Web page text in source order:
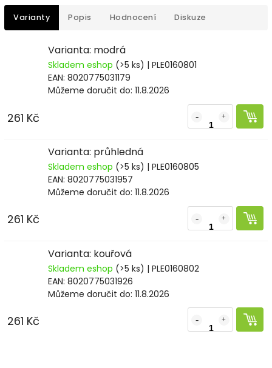
Varianty Popis Hodnocení Diskuze
Varianta: modrá
Skladem eshop (>5 ks) | PLE0160801
EAN: 8020775031179
Můžeme doručit do: 11.8.2026
261 Kč
Varianta: průhledná
Skladem eshop (>5 ks) | PLE0160805
EAN: 8020775031957
Můžeme doručit do: 11.8.2026
261 Kč
Varianta: kouřová
Skladem eshop (>5 ks) | PLE0160802
EAN: 8020775031926
Můžeme doručit do: 11.8.2026
261 Kč